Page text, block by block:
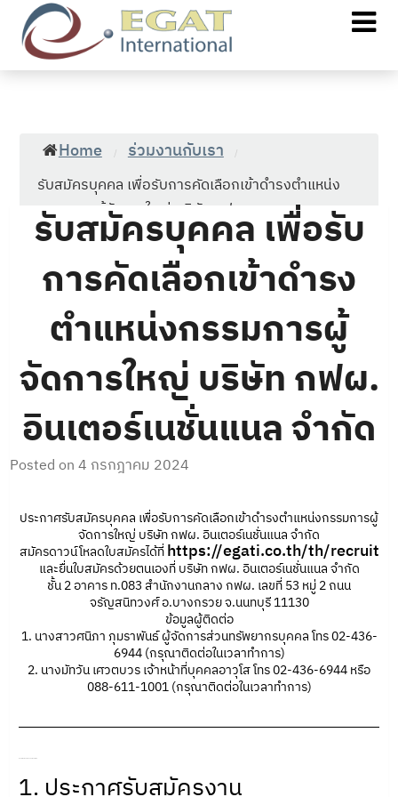
Home / ร่วมงานกับเรา /
รับสมัครบุคคล เพื่อรับการคัดเลือกเข้าดำรงตำแหน่ง
กรรมการผู้จัดการใหญ่ บริษัท กฟผ....
รับสมัครบุคคล เพื่อรับ
การคัดเลือกเข้าดำรง
ตำแหน่งกรรมการผู้
จัดการใหญ่ บริษัท กฟผ.
อินเตอร์เนชั่นแนล จำกัด
Posted on4 กรกฎาคม 2024
ประกาศรับสมัครบุคคล เพื่อรับการคัดเลือกเข้าดำรงตำแหน่งกรรมการผู้
จัดการใหญ่ บริษัท กฟผ. อินเตอร์เนชั่นแนล จำกัด
สมัครดาวน์โหลดใบสมัครได้ที่https://egati.co.th/th/recruit
และยื่นใบสมัครด้วยตนเองที่ บริษัท กฟผ. อินเตอร์เนชั่นแนล จำกัด
ชั้น 2 อาคาร ท.083 สำนักงานกลาง กฟผ. เลขที่ 53 หมู่ 2 ถนน
จรัญสนิทวงศ์ อ.บางกรวย จ.นนทบุรี 11130
ข้อมูลผู้ติดต่อ
1. นางสาวศนิภา ภุมราพันธ์ ผู้จัดการส่วนทรัพยากรบุคคล โทร 02-436-
6944 (กรุณาติดต่อในเวลาทำการ)
2. นางมัทวัน เศวตบวร เจ้าหน้าที่บุคคลอาวุโส โทร 02-436-6944 หรือ
088-611-1001 (กรุณาติดต่อในเวลาทำการ)
1. ประกาศรับสมัครงาน